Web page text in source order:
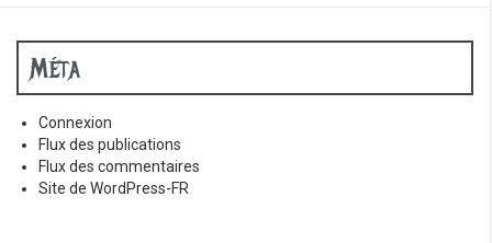
Méta
Connexion
Flux des publications
Flux des commentaires
Site de WordPress-FR